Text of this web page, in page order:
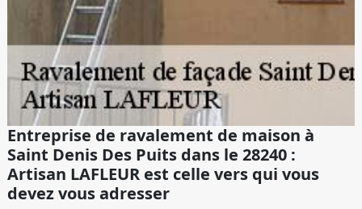
Entreprise de ravalement de maison à
Saint Denis Des Puits dans le 28240 :
Artisan LAFLEUR est celle vers qui vous
devez vous adresser